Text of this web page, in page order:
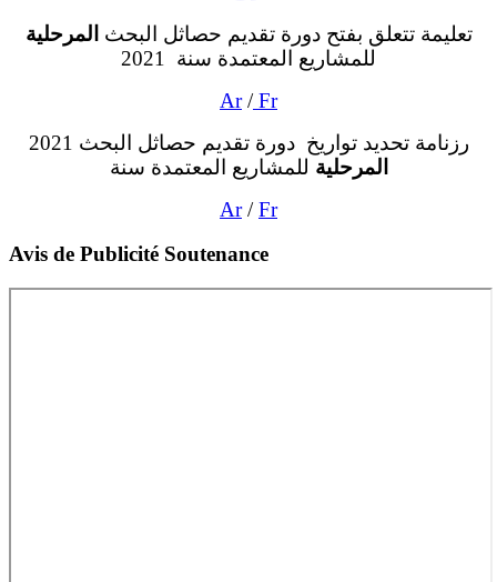
تعليمة تتعلق بفتح دورة تقديم حصاثل البحث المرحلية
للمشاريع المعتمدة سنة 2021
Ar/Fr
2021 رزنامة تحديد تواريخ دورة تقديم حصاثل البحث
المرحلية للمشاريع المعتمدة سنة
Ar/Fr
Avis de Publicité Soutenance